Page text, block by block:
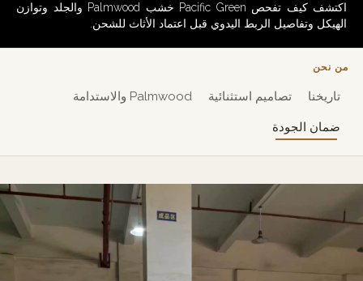
اكتشف كيف تفحص Pacific Green خشب Palmwood والجلد وتوازن
الهيكل وتفاصيل الربط اليدوي قبل اعتماد الأثاث للشحن.
من نحن
تاريخنا تصاميم استثنائية Palmwood والاستدامة
ضمان الجودة